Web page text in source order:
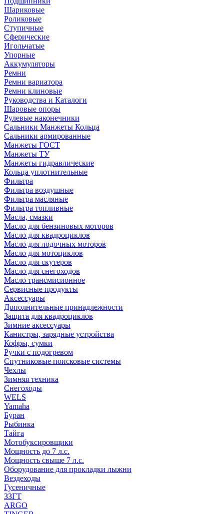
Шариковые
Роликовые
Ступичные
Сферические
Игольчатые
Упорные
Аккумуляторы
Ремни
Ремни вариатора
Ремни клиновые
Руководства и Каталоги
Шаровые опоры
Рулевые наконечники
Сальники Манжеты Кольца
Сальники армированные
Манжеты ГОСТ
Манжеты ТУ
Манжеты гидравлические
Кольца уплотнительные
Фильтра
Фильтра воздушные
Фильтра масляные
Фильтра топливные
Масла, смазки
Масло для бензиновых моторов
Масло для квадроциклов
Масло для лодочных моторов
Масло для мотоциклов
Масло для скутеров
Масло для снегоходов
Масло трансмисионное
Сервисные продукты
Аксессуары
Дополнительные принадлежности
Защита для квадроциклов
Зимние аксессуары
Канистры, зарядные устройства
Кофры, сумки
Ручки с подогревом
Спутниковые поисковые системы
Чехлы
Зимняя техника
Снегоходы
WELS
Yamaha
Буран
Рыбинка
Тайга
Мотобуксировщики
Мощность до 7 л.с.
Мощность свыше 7 л.с.
Оборудование для прокладки лыжни
Вездеходы
Гусеничные
ЗЗГТ
ARGO